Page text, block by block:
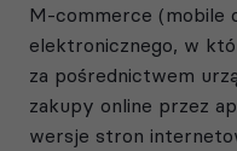
M-commerce (mobile
elektronicznego, w
za pośrednictwem
zakupy online przez
wersje stron